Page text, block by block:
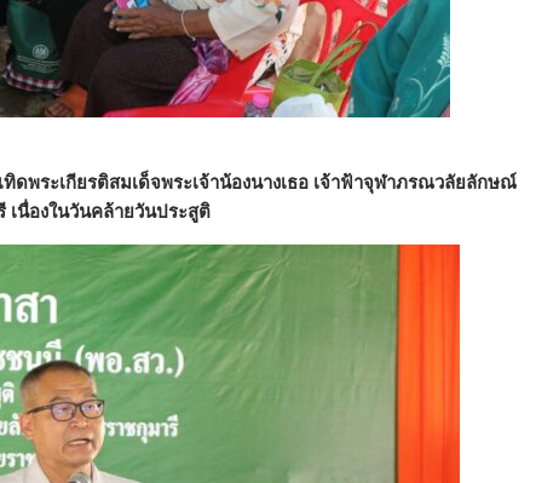
พระเกียรติสมเด็จพระเจ้าน้องนางเธอ เจ้าฟ้าจุฬาภรณวลัยลักษณ์
นื่องในวันคล้ายวันประสูติ